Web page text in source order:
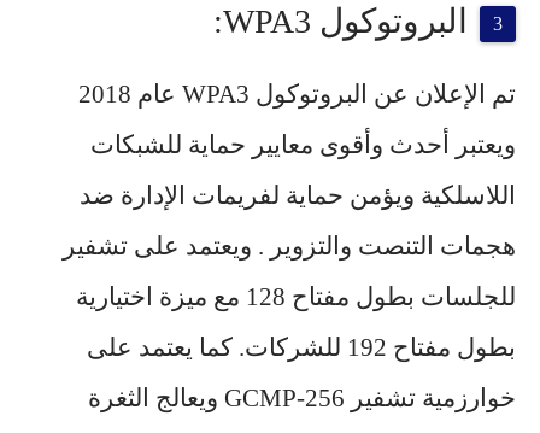
البروتوكول WPA3:
تم الإعلان عن البروتوكول WPA3
عام 2018
ويعتبر أحدث وأقوى معايير حماية للشبكات
اللاسلكية ويؤمن حماية لفريمات الإدارة ضد
هجمات التنصت والتزوير . ويعتمد على تشفير
للجلسات بطول مفتاح 128 مع ميزة اختيارية
بطول مفتاح 192 للشركات. كما يعتمد على
خوارزمية تشفير GCMP-256 ويعالج الثغرة